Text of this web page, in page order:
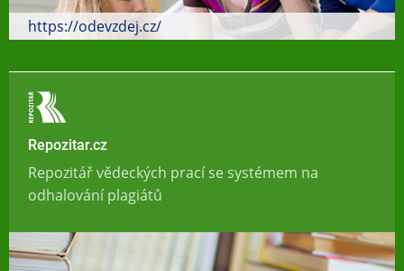
https://odevzdej.cz/
Repozitar.cz
Repozitář vědeckých prací se systémem na
odhalování plagiátů